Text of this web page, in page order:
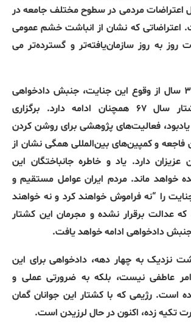
اعتراضات مردمی در سطوح مختلف جامعه در
که نشان از انباشت خشم عمومی
روز به روز سازمان‌یافته‌تر و گسترده‌تر می
علی‌رغم گذشت ۳۷ سال از وقوع این جنایت، جنبش دادخواهی
برای قربانیان کشتار سال ۶۷ همچنان ادامه دارد. برگزاری
فعالیت‌های پژوهشی برای روشن کردن
فاجعه و کمپین‌های بین‌المللی همگی نشان از
عزیزان دارد. یاد و خاطره جانباختگان این
خواهد ماند. مردم ایران عوامل مستقیم و
را “نه فراموش خواهند کرد و نه خواهند
که عدالت برقرار نشده و مجرمان این کشتار
دادخواهی ادامه خواهد یافت.
نزدیک به چهار دهه، دادخواهی برای این
عاطفی نیست، بلکه به ضرورتی عملی و
است. رژیمی که با کشتار این جوانان گمان
تکیه زده، اکنون در حال لرزیدن است.